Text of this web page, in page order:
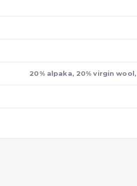
20% alpaka, 20% virgin